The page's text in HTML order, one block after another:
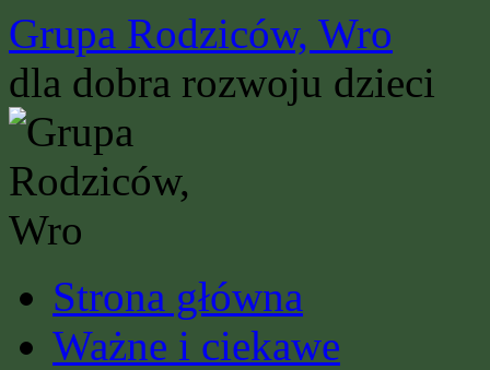
Przejdź
do
treści
Grupa Rodziców, Wro
dla dobra rozwoju dzieci
Strona główna
Ważne i ciekawe